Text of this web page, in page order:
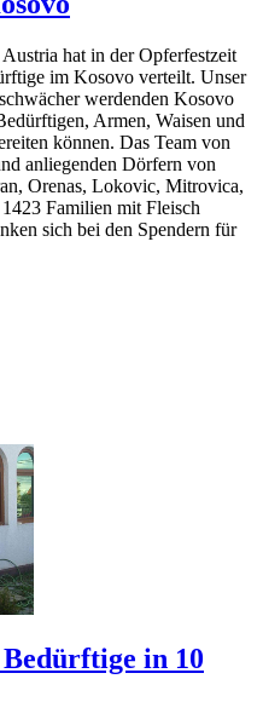
hat in der Opferfestzeit
im Kosovo verteilt. Unser
werdenden Kosovo
Armen, Waisen und
können. Das Team von
anliegenden Dörfern von
Orenas, Lokovic, Mitrovica,
Familien mit Fleisch
sich bei den Spendern für
in 10